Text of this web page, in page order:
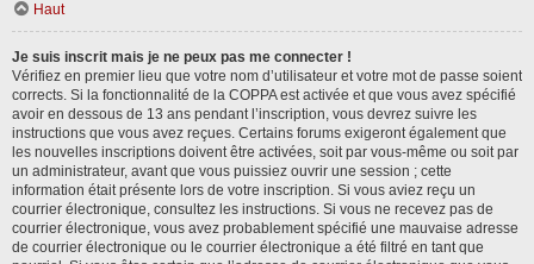
Haut
Je suis inscrit mais je ne peux pas me connecter !
Vérifiez en premier lieu que votre nom d’utilisateur et votre mot de passe soient
corrects. Si la fonctionnalité de la COPPA est activée et que vous avez spécifié
avoir en dessous de 13 ans pendant l’inscription, vous devrez suivre les
instructions que vous avez reçues. Certains forums exigeront également que
les nouvelles inscriptions doivent être activées, soit par vous-même ou soit par
un administrateur, avant que vous puissiez ouvrir une session ; cette
information était présente lors de votre inscription. Si vous aviez reçu un
courrier électronique, consultez les instructions. Si vous ne recevez pas de
courrier électronique, vous avez probablement spécifié une mauvaise adresse
de courrier électronique ou le courrier électronique a été filtré en tant que